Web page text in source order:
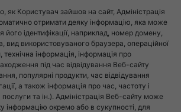
як Користувач зайшов на сайт, Адміністрація
отримати деяку інформацію, яка може
його ідентифікації, наприклад, номер домену,
вид використовуваного браузера, операційної
інформація, інформація про
під час відвідування Веб-сайту
популярні продукти, час відвідування
а також інформація про час, частоту і
та ін.). Адміністрація Веб-сайту може
інформацію окремо або в сукупності, для